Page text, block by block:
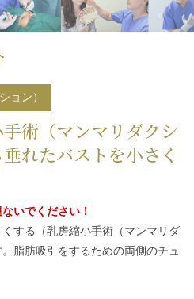
ョン）
術（マンマリダクシ
れたバストを小さく
いでください！
する（乳房縮小手術（マンマリダ
脂肪吸引をするための両側のチュ